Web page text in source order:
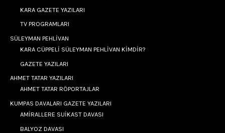
KARA GAZETE YAZILARI
TV PROGRAMLARI
SÜLEYMAN PEHLİVAN
KARA CÜPPELİ SÜLEYMAN PEHLİVAN KİMDİR?
GAZETE YAZILARI
AHMET TATAR YAZILARI
AHMET TATAR RÖPORTAJLAR
KUMPAS DAVALARI GAZETE YAZILARI
AMİRALLERE SUİKAST DAVASI
BALYOZ DAVASI